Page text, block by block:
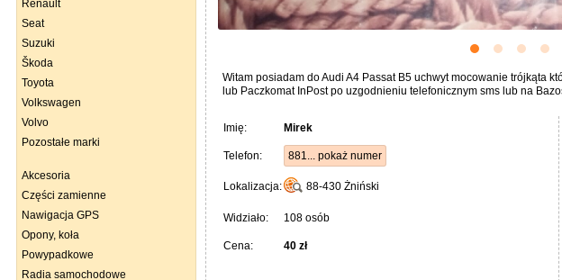
Renault
Seat
Suzuki
Škoda
Toyota
Volkswagen
Volvo
Pozostałe marki
Akcesoria
Części zamienne
Nawigacja GPS
Opony, koła
Powypadkowe
Radia samochodowe
Witam posiadam do Audi A4 Passat B5 uchwyt mocowanie trójkąta
lub Paczkomat InPost po uzgodnieniu telefonicznym sms lub na
Imię: Mirek
Telefon: 881... pokaż numer
Lokalizacja: 88-430 Żniński
Widziało: 108 osób
Cena: 40 zł